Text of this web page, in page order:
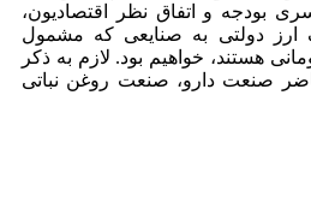
بودجه و اتفاق نظر اقتصادیون،
دولتی به صنایعی که مشمول
دلار ۴۲۰۰ تومانی هستند، خواهیم بود. لازم به ذکر
صنعت دارو، صنعت روغن نباتی